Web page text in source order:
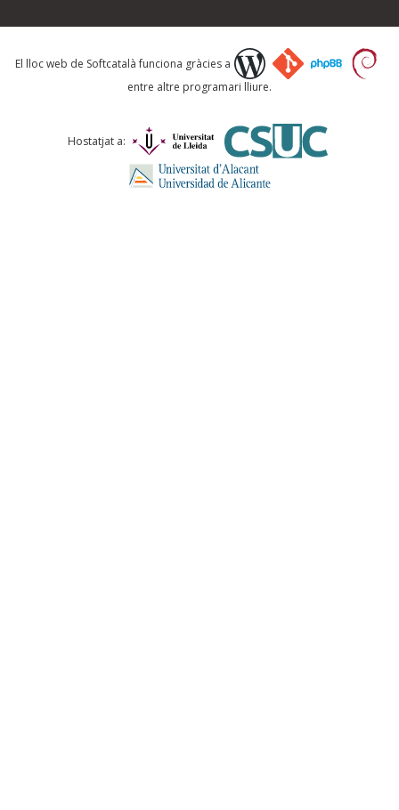
Què proposeu?
Comentari *
El lloc web de Softcatalà funciona gràcies a
entre altre programari lliure.
Hostatjat a: